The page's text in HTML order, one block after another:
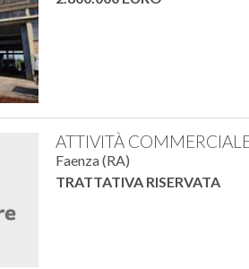
ATTIVITÀ
Faenza (RA)
TRATTATIVA RISERVATA